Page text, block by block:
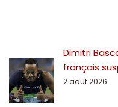
Dimitri
français
2 août 2026